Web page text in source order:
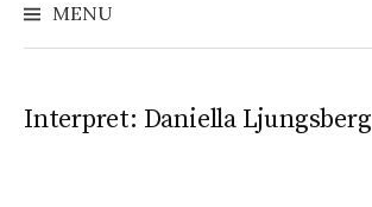
MENU
Interpret: Daniella Ljungsberg